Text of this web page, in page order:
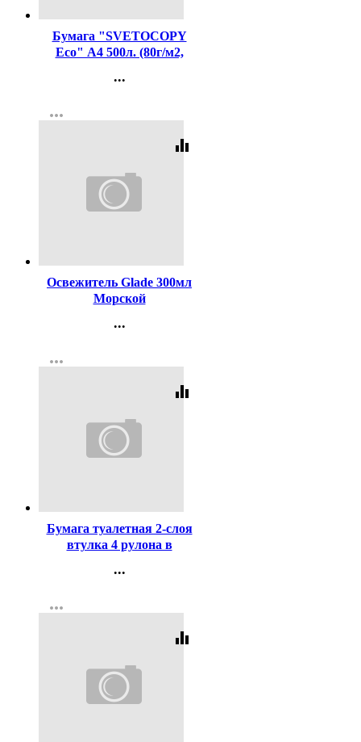
Бумага "SVETOCOPY
Eco" А4 500л. (80г/м2,
(Светогорский ЦБК) (Ст.5)
...
Регистрация
more_horiz
equalizer
Освежитель Glade 300мл
Морской
...
Регистрация
more_horiz
equalizer
Бумага туалетная 2-слоя
втулка 4 рулона в
(Zewa) Plus
...
Регистрация
more_horiz
equalizer